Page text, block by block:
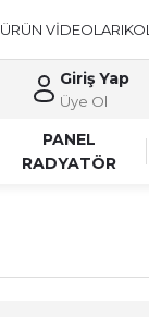
ÜRÜN VİDEOLARI
Giriş Yap
Üye Ol
PANEL
RADYATÖR